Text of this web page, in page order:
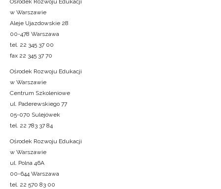
Ośrodek Rozwoju Edukacji
w Warszawie
Aleje Ujazdowskie 28
00-478 Warszawa
tel. 22 345 37 00
fax 22 345 37 70
Ośrodek Rozwoju Edukacji
w Warszawie
Centrum Szkoleniowe
ul. Paderewskiego 77
05-070 Sulejówek
tel. 22 783 37 84
Ośrodek Rozwoju Edukacji
w Warszawie
ul. Polna 46A
00-644 Warszawa
tel. 22 570 83 00